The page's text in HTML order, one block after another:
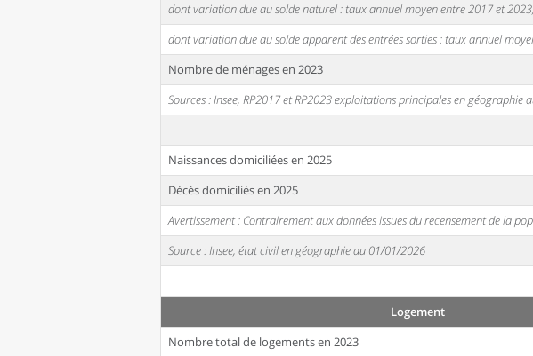
dont variation due au solde naturel : taux annuel moyen entre 2017 et
dont variation due au solde apparent des entrées sorties : taux annuel
Nombre de ménages en 2023
Sources : Insee, RP2017 et RP2023 exploitations principales en géographie
Naissances domiciliées en 2025
Décès domiciliés en 2025
Avertissement : Contrairement aux données issues du recensement de la
Source : Insee, état civil en géographie au 01/01/2026
Logement
Nombre total de logements en 2023